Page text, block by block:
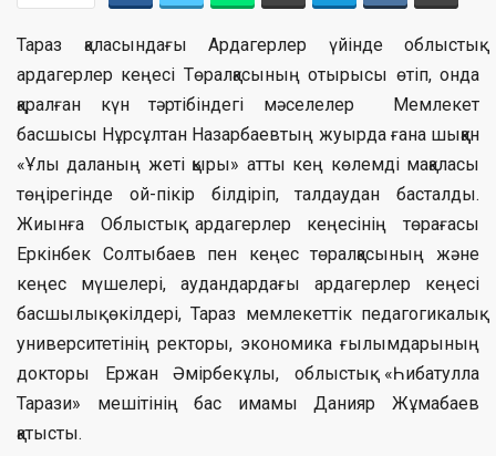
Тараз қаласындағы Ардагерлер үйінде облыстық
ардагерлер кеңесі Төралқасының отырысы өтіп, онда
қаралған күн тәртібіндегі мәселелер Мемлекет
басшысы Нұрсұлтан Назарбаевтың жуырда ғана шыққан
«Ұлы даланың жеті қыры» атты кең көлемді мақаласы
төңірегінде ой-пікір білдіріп, талдаудан басталды.
Жиынға Облыстық ардагерлер кеңесінің төрағасы
Еркінбек Солтыбаев пен кеңес төралқасының және
кеңес мүшелері, аудандардағы ардагерлер кеңесі
басшылық өкілдері, Тараз мемлекеттік педагогикалық
университетінің ректоры, экономика ғылымдарының
докторы Ержан Әмірбекұлы, облыстық «Һибатулла
Тарази» мешітінің бас имамы Данияр Жұмабаев
қатысты.